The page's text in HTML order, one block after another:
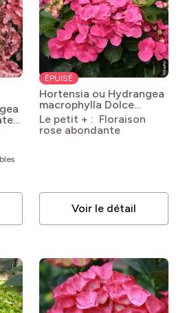
ÉPUISÉ
Hortensia ou Hydrangea
macrophylla Dolce
Fragola Hydrangea
macrophylla Dolce
Fragola (Dolfrag)
Le petit + : Floraison
rose abondante
Voir le détail